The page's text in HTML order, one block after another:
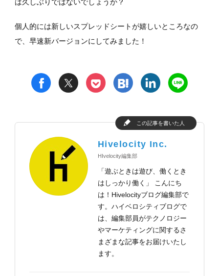
は久しぶりではないでしょうか？
個人的には新しいスプレッドシートが嬉しいところなの
で、早速新バージョンにしてみました！
f t p h l n
この記事を書いた人
Hivelocity Inc.
HIvelocity編集部
「遊ぶときは遊び、働くとき
はしっかり働く」 こんにち
は！Hivelocityブログ編集部で
す。ハイベロシティブログで
は、編集部員がテクノロジー
やマーケティングに関するさ
まざまな記事をお届けいたし
ます。